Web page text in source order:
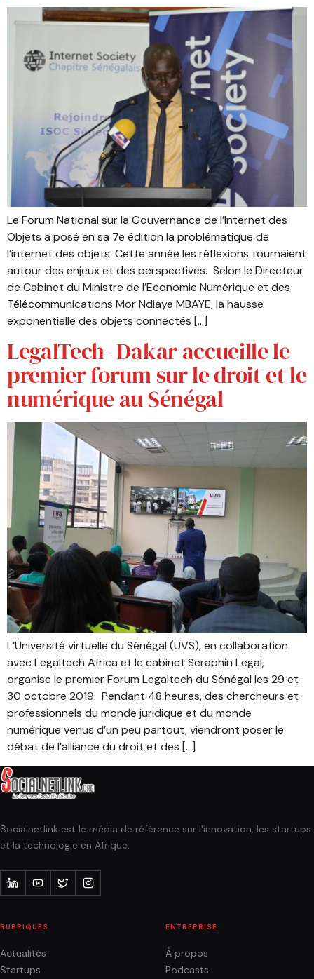
Le Forum National sur la Gouvernance de l’Internet des
Objets a posé en sa 7e édition la problématique de
l’internet des objets. Cette année les réflexions tournaient
autour des enjeux et des perspectives. Selon le Directeur
de Cabinet du Ministre de l’Economie Numérique et des
Télécommunications Mor Ndiaye MBAYE, la hausse
exponentielle des objets connectés […]
LegalTech- Dakar accueille le
premier forum sur le droit et le
numérique au Sénégal
L’Université virtuelle du Sénégal (UVS), en collaboration
avec Legaltech Africa et le cabinet Seraphin Legal,
organise le premier Forum Legaltech du Sénégal les 29 et
30 octobre 2019. Pendant 48 heures, des chercheurs et
professionnels du monde juridique et du monde
numérique venus d’un peu partout, viendront poser le
débat de l’alliance du droit et des […]
Socialnetlink est le média de référence sur l'innovation, les startups
et la technologie en Afrique.
RUBRIQUES
Actualités
Startups
ENTREPRISE
À propos
Podcasts